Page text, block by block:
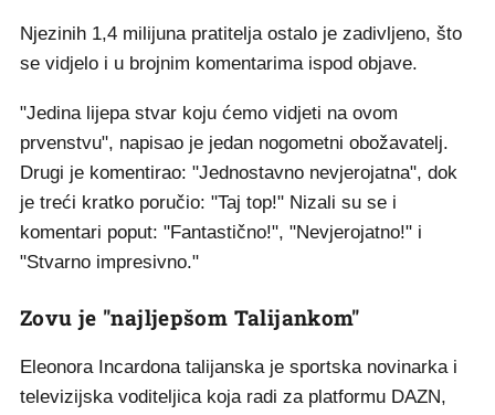
Njezinih 1,4 milijuna pratitelja ostalo je zadivljeno, što
se vidjelo i u brojnim komentarima ispod objave.
"Jedina lijepa stvar koju ćemo vidjeti na ovom
prvenstvu", napisao je jedan nogometni obožavatelj.
Drugi je komentirao: "Jednostavno nevjerojatna", dok
je treći kratko poručio: "Taj top!" Nizali su se i
komentari poput: "Fantastično!", "Nevjerojatno!" i
"Stvarno impresivno."
Zovu je "najljepšom Talijankom"
Eleonora Incardona talijanska je sportska novinarka i
televizijska voditeljica koja radi za platformu DAZN,